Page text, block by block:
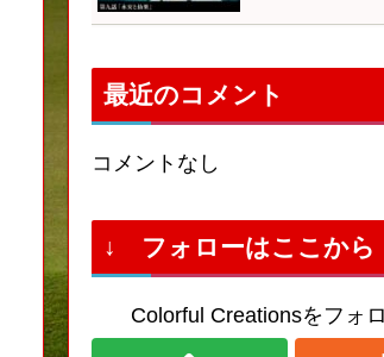
最近のコメント
コメントなし
↓ フォローはここか
Colorful Creationsをフォ